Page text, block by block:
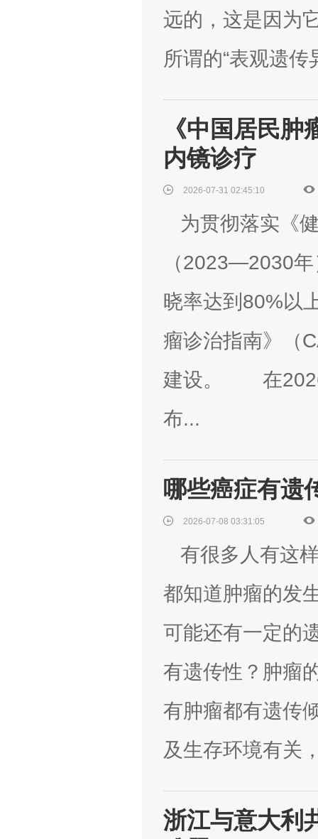
远的，这是因为
所谓的“表观遗
《中国居民
内镜诊疗
2026-07-31 02:45:10
为贯彻落实《
（2023—2030
晓率达到80%以
瘤诊治指南》（
建设。 在2026
布...
哪些癌症有遗
2026-07-08 03:31:05
有很多人有这
都知道肿瘤的发
可能还有一定的
有遗传性？肿
有肿瘤都有遗传
及生存环境有关
浙江与意大利